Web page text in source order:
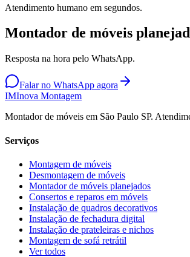
Atendimento humano em segundos.
Montador de móveis
Resposta na hora pelo WhatsApp.
Falar no WhatsApp agora
IMInova Montagem
Montador de móveis em São Paulo SP.
Serviços
Montagem de móveis
Desmontagem de móveis
Montador de móveis planejados
Consertos e reparos em móveis
Instalação de quadros decorativos
Instalação de fechadura digital
Instalação de prateleiras e nichos
Montagem de sofá retrátil
Ver todos